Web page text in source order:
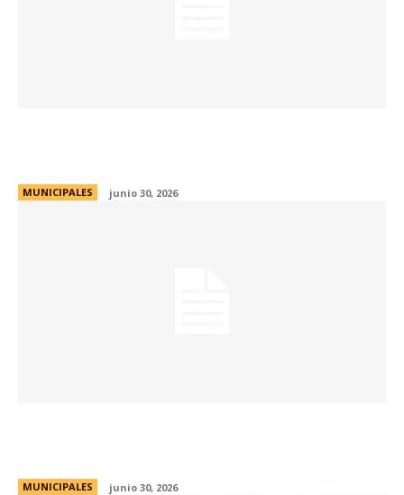
MUNICIPALES junio 30, 2026
MUNICIPALES junio 30, 2026